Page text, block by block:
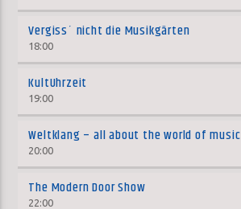
Vergiss´ nicht die Musikgärten
18:00
KultUhrzeit
19:00
Weltklang – all about the world of music
20:00
The Modern Door Show
22:00